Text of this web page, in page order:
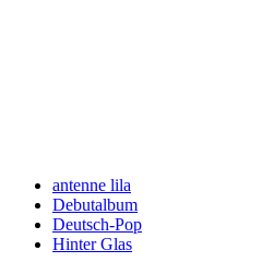
antenne lila
Debutalbum
Deutsch-Pop
Hinter Glas